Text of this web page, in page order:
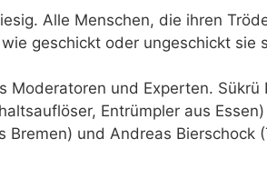
Alle Menschen, die ihren
geschickt oder ungeschickt sie
Moderatoren und Experten.
Entrümpler aus
Bremen) und Andreas Bierschock